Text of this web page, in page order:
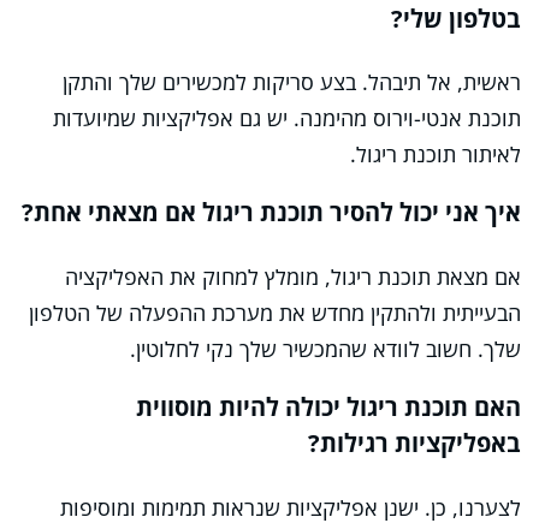
בטלפון שלי?
ראשית, אל תיבהל. בצע סריקות למכשירים שלך והתקן
תוכנת אנטי-וירוס מהימנה. יש גם אפליקציות שמיועדות
לאיתור תוכנת ריגול.
איך אני יכול להסיר תוכנת ריגול אם מצאתי אחת?
אם מצאת תוכנת ריגול, מומלץ למחוק את האפליקציה
הבעייתית ולהתקין מחדש את מערכת ההפעלה של הטלפון
שלך. חשוב לוודא שהמכשיר שלך נקי לחלוטין.
האם תוכנת ריגול יכולה להיות מוסווית
באפליקציות רגילות?
לצערנו, כן. ישנן אפליקציות שנראות תמימות ומוסיפות